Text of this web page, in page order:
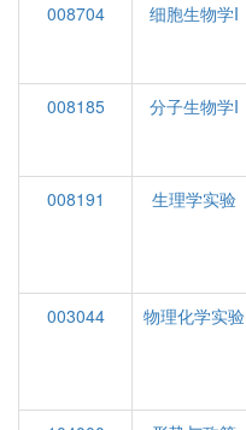
008704
细胞生物学I
008185
分子生物学I
008191
生理学实验
003044
物理化学实验